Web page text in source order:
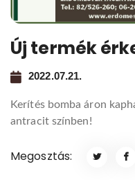
Új termék
2022.07.21.
Kerítés bomba áron
antracit színben!
Megosztás: